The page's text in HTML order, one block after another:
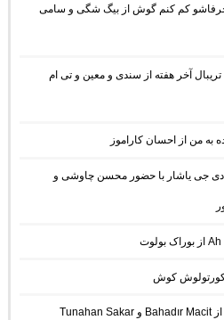
حرفاشو کم کنم گوش از بیگ شگی و سامی
آخر هفته از سندی و معین و تی ام
به من از احسان کاراموز
آهنگ ریمیکس زلزله 5 از دی جی یاشار با حضور محسن چاوشی و